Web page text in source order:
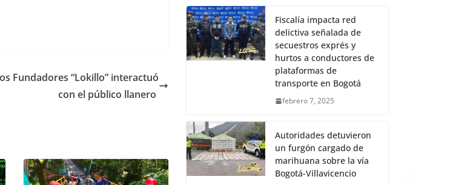
Fundadores “Lokillo” interactuó
con el público llanero
Fiscalía impacta red
delictiva señalada de
secuestros exprés y
hurtos a conductores de
plataformas de
transporte en Bogotá
febrero 7, 2025
Autoridades detuvieron
un furgón cargado de
marihuana sobre la vía
Bogotá-Villavicencio